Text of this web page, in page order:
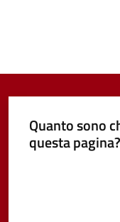
Quanto sono
questa pagina?